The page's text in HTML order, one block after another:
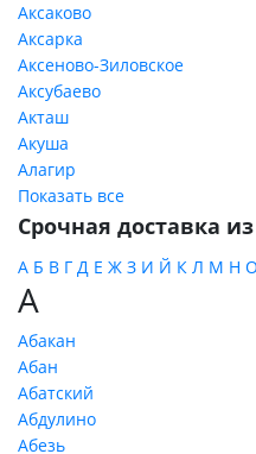
Аксаково
Аксарка
Аксеново-Зиловское
Аксубаево
Акташ
Акуша
Алагир
Показать все
Срочная доставка
А Б В Г Д Е Ж З И Й К Л М Н О
А
Абакан
Абан
Абатский
Абдулино
Абезь